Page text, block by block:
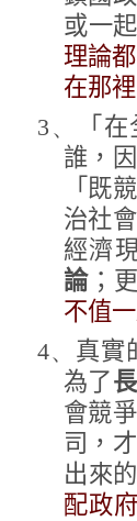
或一
理論
在那裡
3、
「
誰，
「既
治社
經濟
論；
不值一
4、 真實
為了
會競
司，
出來
配政